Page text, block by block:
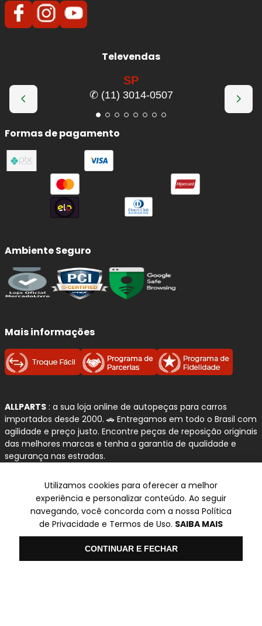
Televendas
SP
✆ (11) 3014-0507
Formas de pagamento
Ambiente Seguro
Mais informações
ALLPARTS : a sua loja online de autopeças para carros
importados desde 2000. 🚗 Entregamos em todo o Brasil com
agilidade e preço justo. Encontre peças de reposição originais
das melhores marcas e tenha a garantia de qualidade e
segurança nas estradas.
Catálogo
© Copyright 2000-2026
ALLPARTS Com. de Peças Automotivas Ltda.
CNPJ 03.724.695/0001-42 - Av. Avelino Capellato, 450 - Santa
Utilizamos cookies para oferecer a melhor
experiência e personalizar conteúdo. Ao seguir
navegando, você concorda com a nossa Política
de Privacidade e Termos de Uso. SAIBA MAIS
CONTINUAR E FECHAR